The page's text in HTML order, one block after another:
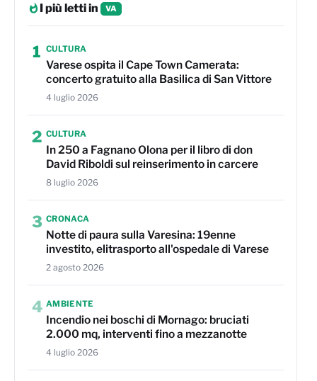
I più letti in VA
1 CULTURA
Varese ospita il Cape Town Camerata:
concerto gratuito alla Basilica di San Vittore
4 luglio 2026
2 CULTURA
In 250 a Fagnano Olona per il libro di don
David Riboldi sul reinserimento in carcere
8 luglio 2026
3 CRONACA
Notte di paura sulla Varesina: 19enne
investito, elitrasporto all'ospedale di Varese
2 agosto 2026
4 AMBIENTE
Incendio nei boschi di Mornago: bruciati
2.000 mq, interventi fino a mezzanotte
4 luglio 2026